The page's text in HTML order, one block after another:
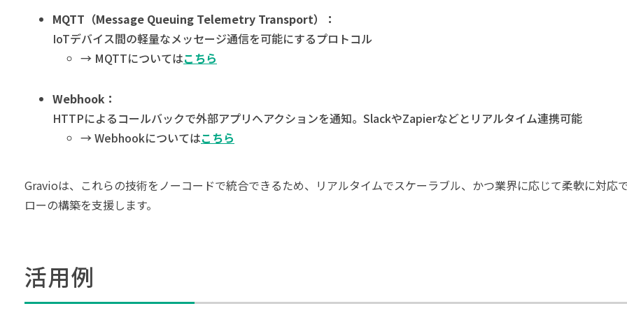
MQTT（Message Queuing Telemetry Transport）：
IoTデバイス間の軽量なメッセージ通信を可能にするプロトコル
→ MQTTについてはこちら
Webhook：
HTTPによるコールバックで外部アプリへアクションを通知。SlackやZapierなどとリアルタイム連携可能
→ Webhookについてはこちら
Gravioは、これらの技術をノーコードで統合できるため、リアルタイムでスケーラブル、かつ業界に応じて柔軟に対応
ローの構築を支援します。
活用例